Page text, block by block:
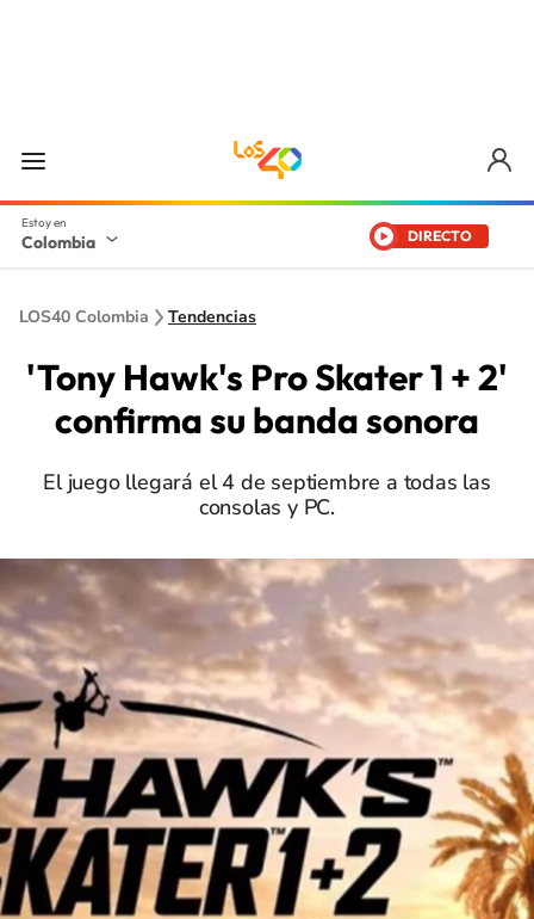
Colombia DIRECTO
LOS40 Colombia Tendencias
'Tony Hawk's Pro Skater 1 + 2'
confirma su banda sonora
El juego llegará el 4 de septiembre a todas las
consolas y PC.